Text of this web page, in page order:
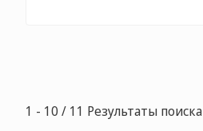
1 - 10 / 11 Результаты поиска